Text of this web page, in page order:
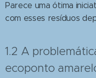
Parece uma ótima
com esses resíduos
1.2 A
ecoponto